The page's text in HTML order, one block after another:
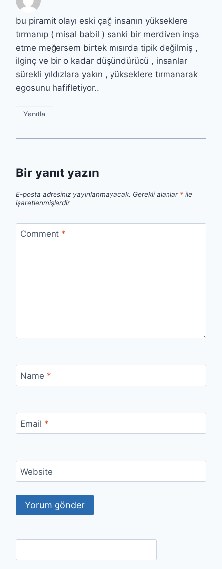
bu piramit olayı eski çağ insanın yükseklere
tırmanıp ( misal babil ) sanki bir merdiven inşa
etme meğersem birtek mısırda tipik değilmiş ,
ilginç ve bir o kadar düşündürücü , insanlar
sürekli yıldızlara yakın , yükseklere tırmanarak
egosunu hafifletiyor..
Yanıtla
Bir yanıt yazın
E-posta adresiniz yayınlanmayacak. Gerekli alanlar * ile
işaretlenmişlerdir
Comment *
Name *
Email *
Website